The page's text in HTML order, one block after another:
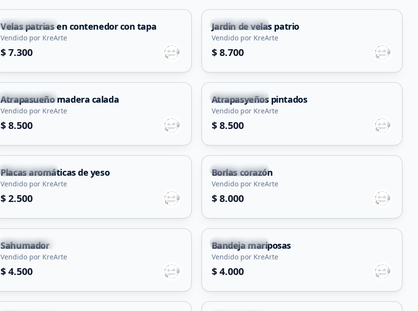
Villa Mercedes
Velas patrias en contenedor con tapa
Vendido por KreArte
$ 7.300
Villa Mercedes
Jardin de velas patrio
Vendido por KreArte
$ 8.700
Villa Mercedes
Atrapasueño madera calada
Vendido por KreArte
$ 8.500
Villa Mercedes
Atrapasyeños pintados
Vendido por KreArte
$ 8.500
Villa Mercedes
Placas aromáticas de yeso
Vendido por KreArte
$ 2.500
Villa Mercedes
Borlas corazón
Vendido por KreArte
$ 8.000
Villa Mercedes
Sahumador
Vendido por KreArte
$ 4.500
Villa Mercedes
Bandeja mariposas
Vendido por KreArte
$ 4.000